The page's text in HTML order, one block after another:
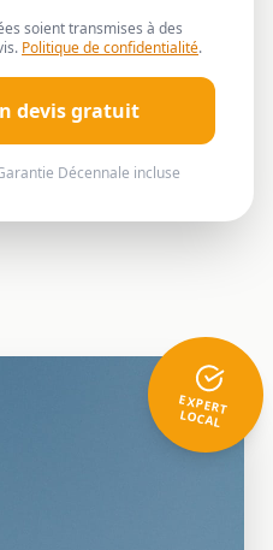
soient transmises à des
Politique de confidentialité.
devis gratuit
Décennale incluse
EXPERT
LOCAL